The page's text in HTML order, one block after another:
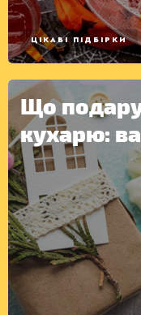
КОНСЕРВАЦІЯ
ЦІКАВІ ПІДБІРКИ
Що
кухарю: